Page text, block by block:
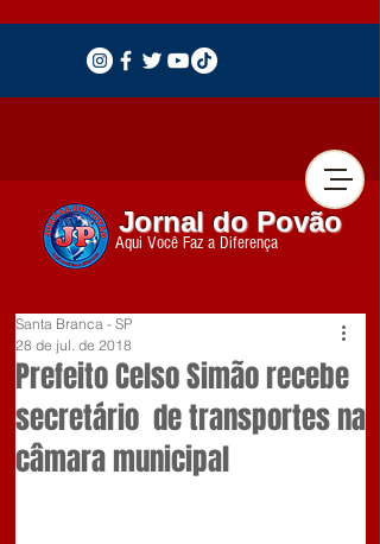
Jornal do Povão
Aqui Você Faz a Diferença
Prefeito Celso Simão recebe
secretário de transportes na
câmara municipal
Santa Branca - SP
28 de jul. de 2018